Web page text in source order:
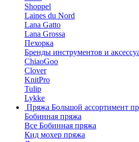
Shoppel
Laines du Nord
Lana Gatto
Lana Grossa
Пехорка
Бренды инструментов и
ChiaoGoo
Clover
KnitPro
Tulip
Lykke
Пряжа Большой ассортимент
Бобинная пряжа
Все Бобинная пряжа
Кид мохер пряжа